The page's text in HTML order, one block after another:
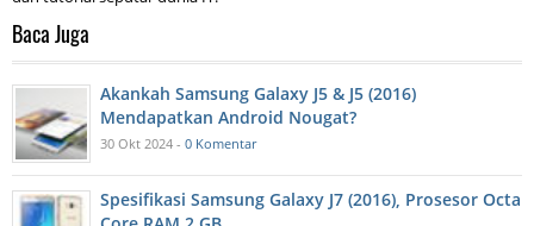
Baca Juga
Akankah Samsung Galaxy J5 & J5 (2016)
Mendapatkan Android Nougat?
30 Okt 2024 - 0 Komentar
Spesifikasi Samsung Galaxy J7 (2016), Prosesor Octa